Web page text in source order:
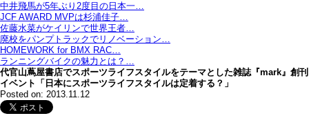
中井飛馬が5年ぶり2度目の日本一…
JCF AWARD MVPは杉浦佳子…
佐藤水菜がケイリンで世界王者…
廃校をパンプトラックでリノベーション…
HOMEWORK for BMX RAC…
ランニングバイクの魅力とは？…
代官山蔦屋書店でスポーツライフスタイルをテーマとした雑誌『mark』創刊
イベント「日本にスポーツライフスタイルは定着する？」
Posted on: 2013.11.12